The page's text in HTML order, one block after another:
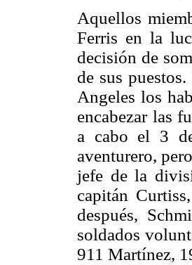
Aquellos
Ferris en la
decisión de
de sus
Angeles los
encabezar las
a cabo el 3
aventurero,
jefe de la
capitán
después,
soldados
911 Martínez,